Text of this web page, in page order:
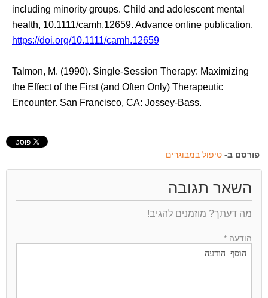
including minority groups. Child and adolescent mental
health, 10.1111/camh.12659. Advance online publication.
https://doi.org/10.1111/camh.12659
Talmon, M. (1990). Single-Session Therapy: Maximizing
the Effect of the First (and Often Only) Therapeutic
Encounter. San Francisco, CA: Jossey-Bass.
פורסם ב- טיפול במבוגרים
השאר תגובה
מה דעתך? מוזמנים להגיב!
הודעה *